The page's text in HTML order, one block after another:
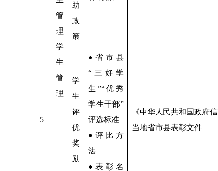
管
理
学
生
管
理
助
政
策
5
学
生
评
优
奖
励
●省市县
“三好学
生”“优秀
学生干部”
评选标准
●评比方
法
●表彰名
《中华人民共和国政府
当地省市县表彰文件